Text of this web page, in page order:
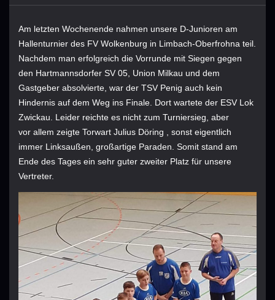
Am letzten Wochenende nahmen unsere D-Junioren am
Hallenturnier des FV Wolkenburg in Limbach-Oberfrohna teil.
Nachdem man erfolgreich die Vorrunde mit Siegen gegen
den Hartmannsdorfer SV 05, Union Milkau und dem
Gastgeber absolvierte, war der TSV Penig auch kein
Hindernis auf dem Weg ins Finale. Dort wartete der ESV Lok
Zwickau. Leider reichte es nicht zum Turniersieg, aber
vor allem zeigte Torwart Julius Döring , sonst eigentlich
immer Linksaußen, großartige Paraden. Somit stand am
Ende des Tages ein sehr guter zweiter Platz für unsere
Vertreter.